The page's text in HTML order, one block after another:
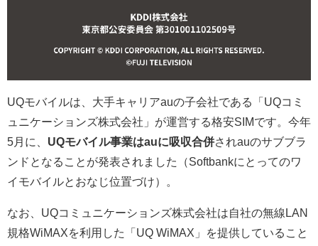
UQモバイルは、大手キャリアauの子会社である「UQコミ
ュニケーションズ株式会社」が運営する格安SIMです。今年
5月に、 UQモバイル事業はauに吸収合併されauのサブブラ
ンドとなることが発表されました（Softbankにとってのワ
イモバイルとおなじ位置づけ）。
なお、UQコミュニケーションズ株式会社は自社の無線LAN
規格WiMAXを利用した「UQ WiMAX」を提供していること